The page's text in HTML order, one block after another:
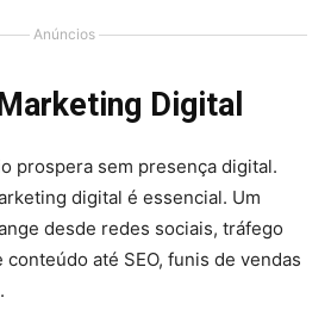
Anúncios
Digital
prospera sem presença digital.
digital é essencial. Um
desde redes sociais, tráfego
até SEO, funis de vendas